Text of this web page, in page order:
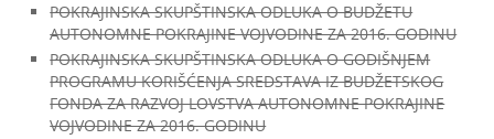
POKRAJINSKA SKUPŠTINSKA ODLUKA O BUDŽETU
AUTONOMNE POKRAJINE VOJVODINE ZA 2016. GODINU
POKRAJINSKA SKUPŠTINSKA ODLUKA O GODIŠNJEM
PROGRAMU KORIŠĆENJA SREDSTAVA IZ BUDŽETSKOG
FONDA ZA RAZVOJ LOVSTVA AUTONOMNE POKRAJINE
VOJVODINE ZA 2016. GODINU